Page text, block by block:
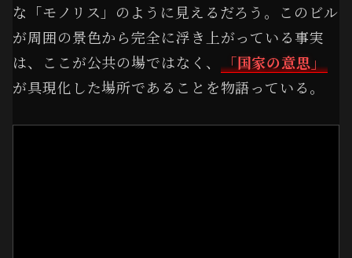
な「モノリス」のように見えるだろう。このビル
が周囲の景色から完全に浮き上がっている事実
は、ここが公共の場ではなく、
「国家の意思」
が具現化した場所であることを物語っている。